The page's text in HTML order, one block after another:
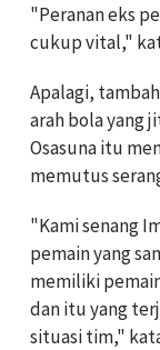
"Peranan eks
cukup vital,"
Apalagi,
arah bola yang
Osasuna itu
memutus
"Kami senang
pemain yang
memiliki
dan itu yang
situasi tim,"